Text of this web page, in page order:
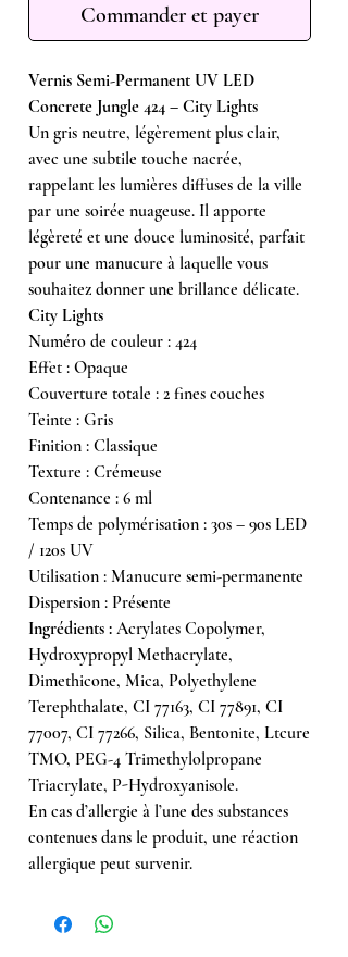
Commander et payer
Vernis Semi-Permanent UV LED
Concrete Jungle 424 – City Lights
Un gris neutre, légèrement plus clair,
avec une subtile touche nacrée,
rappelant les lumières diffuses de la ville
par une soirée nuageuse. Il apporte
légèreté et une douce luminosité, parfait
pour une manucure à laquelle vous
souhaitez donner une brillance délicate.
City Lights
Numéro de couleur : 424
Effet : Opaque
Couverture totale : 2 fines couches
Teinte : Gris
Finition : Classique
Texture : Crémeuse
Contenance : 6 ml
Temps de polymérisation : 30s – 90s LED
/ 120s UV
Utilisation : Manucure semi-permanente
Dispersion : Présente
Ingrédients : Acrylates Copolymer,
Hydroxypropyl Methacrylate,
Dimethicone, Mica, Polyethylene
Terephthalate, CI 77163, CI 77891, CI
77007, CI 77266, Silica, Bentonite, Ltcure
TMO, PEG-4 Trimethylolpropane
Triacrylate, P-Hydroxyanisole.
En cas d’allergie à l’une des substances
contenues dans le produit, une réaction
allergique peut survenir.